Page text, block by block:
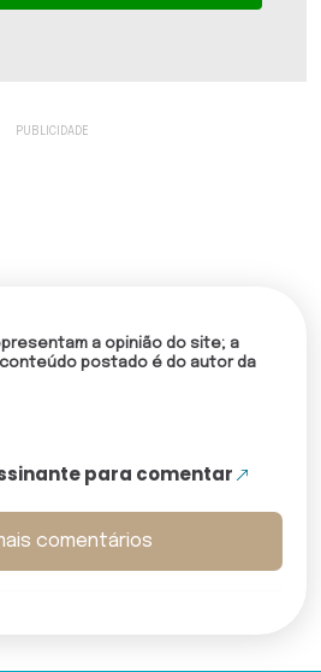
a opinião do site; a
postado é do autor da
para comentar
comentários